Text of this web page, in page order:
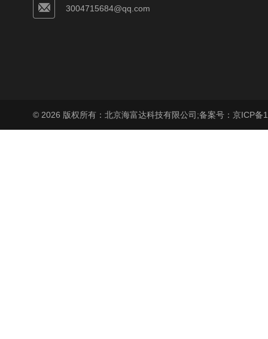
3004715684@qq.com
© 2026 版权所有：北京海富达科技有限公司;备案号：京ICP备